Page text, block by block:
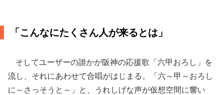
「こんなにたくさん人が来るとは」
そしてユーザーの誰かが阪神の応援歌「六甲おろし」を
流し、それにあわせて合唱がはじまる。「六～甲～おろし
に～さっそうと～」と、うれしげな声が仮想空間に響い